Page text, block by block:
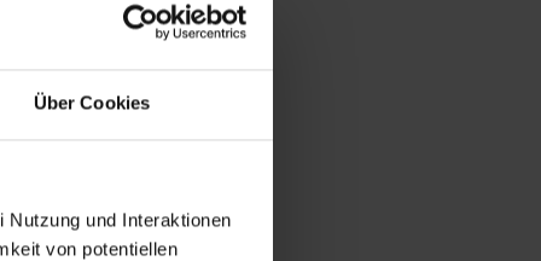
Über Cookies
Nutzung und Interaktionen
von potentiellen